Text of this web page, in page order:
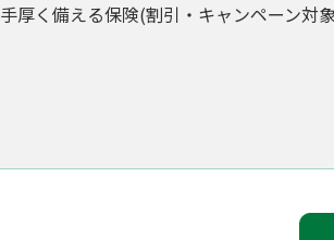
手厚く備える保険(割引・キャンペーン対